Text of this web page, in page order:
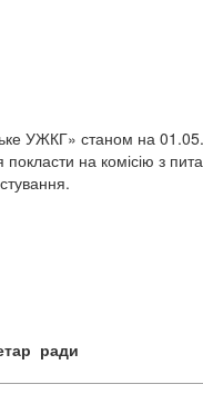
УЖКГ» станом на
на комісію з